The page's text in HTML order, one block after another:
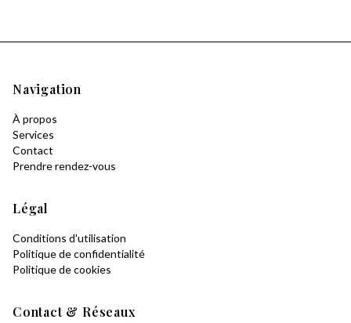
Navigation
À propos
Services
Contact
Prendre rendez-vous
Légal
Conditions d'utilisation
Politique de confidentialité
Politique de cookies
Contact & Réseaux